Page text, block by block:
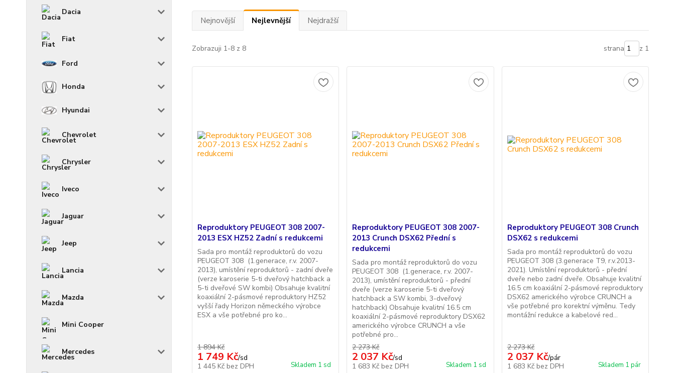
Dacia
Fiat
Ford
Honda
Hyundai
Chevrolet
Chrysler
Iveco
Jaguar
Jeep
Lancia
Mazda
Mini Cooper
Mercedes
Nejnovější Nejlevnější Nejdražší
Zobrazuji 1-8 z 8 strana z 1
Reproduktory PEUGEOT 308 2007-
2013 ESX HZ52 Zadní s redukcemi
Sada pro montáž reproduktorů do vozu
PEUGEOT 308 (1.generace, r.v. 2007-
2013), umístění reproduktorů - zadní dveře
(verze karoserie 5-ti dveřový hatchback a
5-ti dveřové SW kombi) Obsahuje kvalitní
koaxiální 2-pásmové reproduktory HZ52
vyšší řady Horizon německého výrobce
ESX a vše potřebné pro ko...
1 894 Kč
1 749 Kč/sd
1 445 Kč bez DPH Skladem 1 sd
Reproduktory PEUGEOT 308 2007-
2013 Crunch DSX62 Přední s
redukcemi
Sada pro montáž reproduktorů do vozu
PEUGEOT 308 (1.generace, r.v. 2007-
2013), umístění reproduktorů - přední
dveře (verze karoserie 5-ti dveřový
hatchback a SW kombi, 3-dveřový
hatchback) Obsahuje kvalitní 16.5 cm
koaxiální 2-pásmové reproduktory DSX62
amerického výrobce CRUNCH a vše
potřebné pro...
2 273 Kč
2 037 Kč/sd
1 683 Kč bez DPH Skladem 1 sd
Reproduktory PEUGEOT 308 Crunch
DSX62 s redukcemi
Sada pro montáž reproduktorů do vozu
PEUGEOT 308 (3.generace T9, r.v.2013-
2021). Umístění reproduktorů - přední
dveře nebo zadní dveře. Obsahuje kvalitní
16.5 cm koaxiální 2-pásmové reproduktory
DSX62 amerického výrobce CRUNCH a
vše potřebné pro korektní výměnu. Tedy
montážní redukce a kabelové red...
2 273 Kč
2 037 Kč/pár
1 683 Kč bez DPH Skladem 1 pár